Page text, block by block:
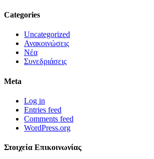
Categories
Uncategorized
Ανακοινώσεις
Νέα
Συνεδριάσεις
Meta
Log in
Entries feed
Comments feed
WordPress.org
Στοιχεία Επικοινωνίας